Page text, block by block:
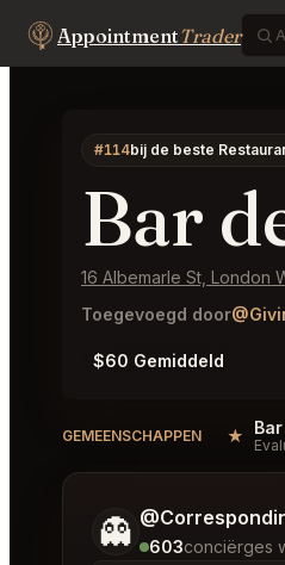
AppointmentTrader
#114bij de beste
Bar
16 Albemarle St, London
Toegevoegd door
$60 Gemiddeld
GEMEENSCHAPPEN ★
👻 603conciërges
Vertel me wat je wilt.